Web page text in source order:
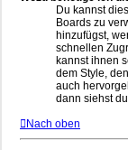
Du kannst
Boards zu
hinzufügst,
schnellen
kannst ihnen
dem Style,
auch
dann siehst
Nach oben